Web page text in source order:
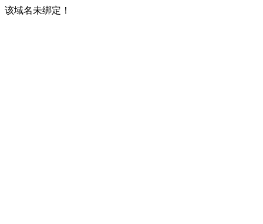
该域名未绑定！